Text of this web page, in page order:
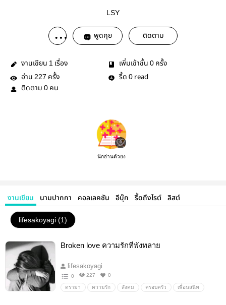
LSY
พูดคุย ติดตาม
งานเขียน 1 เรื่อง เพิ่มเข้าชั้น 0 ครั้ง
อ่าน 227 ครั้ง รี้ด 0 read
ติดตาม 0 คน
นักอ่านตัวยง
งานเขียน นามปากกา คอลเลคชัน อีบุ๊ก รี้ดถึงไรต์ ลิสต์
lifesakoyagi (1)
Broken love ความรักที่พังทลาย
lifesakoyagi
0 227 0
ดรามา ความรัก สังคม ครอบครัว เพื่อนสนิท